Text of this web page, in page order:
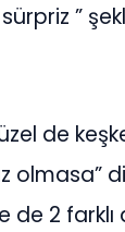
”
de
olmasa”
2 farklı